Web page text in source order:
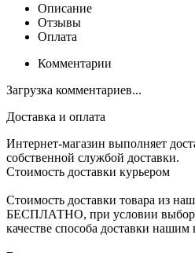
Описание
Отзывы
Оплата
Комментарии
Загрузка комментариев...
Доставка и оплата
Интернет-магазин выполняет
собственной службой доставки.
Стоимость доставки курьером
Стоимость доставки товара из
БЕСПЛАТНО, при условии выбора
качестве способа доставки нашим